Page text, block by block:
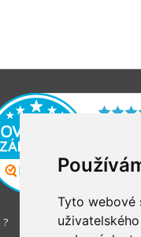
Tyto webové
?